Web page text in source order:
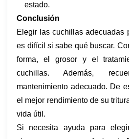
estado.
Conclusión
Elegir las cuchillas adecuadas
es difícil si sabe qué buscar.
forma, el grosor y el
cuchillas. Además,
mantenimiento adecuado. De
el mejor rendimiento de su
vida útil.
Si necesita ayuda para